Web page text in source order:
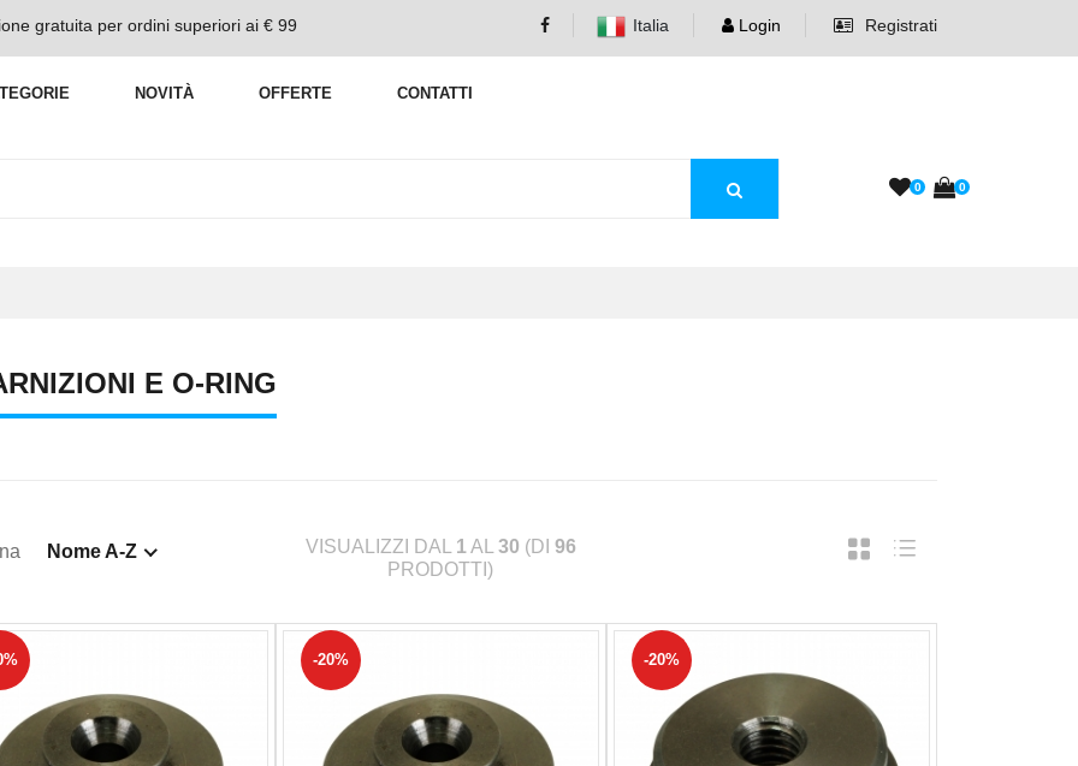
gratuita per ordini superiori ai € 99 Italia Login Registrati
NOVITÀ OFFERTE CONTATTI
0 0
E O-RING
Nome A-Z VISUALIZZI DAL 1 AL 30 (DI 96
PRODOTTI)
-20% -20%